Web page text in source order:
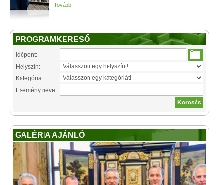
Tovább
PROGRAMKERESŐ
Időpont:
Helyszín:
Kategória:
Esemény neve:
GALÉRIA AJÁNLÓ